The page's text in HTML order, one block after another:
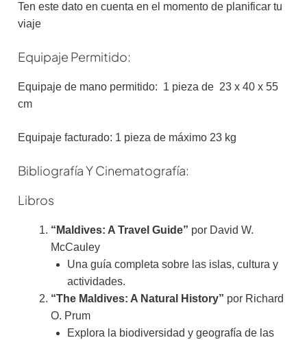
Ten este dato en cuenta en el momento de planificar tu
viaje
Equipaje Permitido:
Equipaje de mano permitido: 1 pieza de 23 x 40 x 55
cm
Equipaje facturado: 1 pieza de máximo 23 kg
Bibliografía Y Cinematografía:
Libros
“Maldives: A Travel Guide” por David W.
McCauley
Una guía completa sobre las islas, cultura y
actividades.
“The Maldives: A Natural History” por Richard
O. Prum
Explora la biodiversidad y geografía de las